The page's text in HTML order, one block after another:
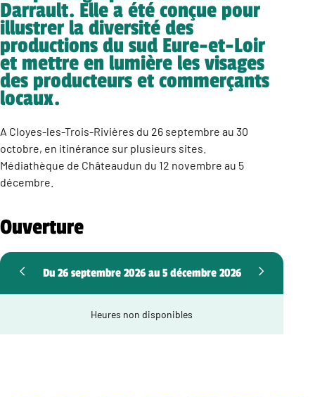
Darrault. Elle a été conçue pour
illustrer la diversité des
productions du sud Eure-et-Loir
et mettre en lumière les visages
des producteurs et commerçants
locaux.
A Cloyes-les-Trois-Rivières du 26 septembre au 30
octobre, en itinérance sur plusieurs sites.
Médiathèque de Châteaudun du 12 novembre au 5
décembre.
Ouverture
Du 26 septembre 2026 au 5 décembre 2026
Heures non disponibles